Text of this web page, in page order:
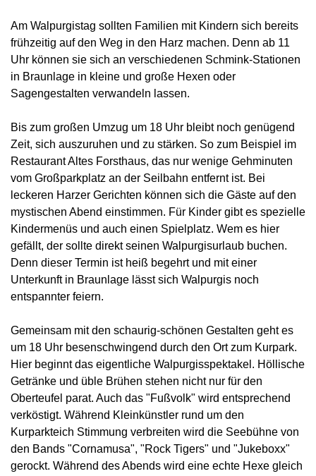
Am Walpurgistag sollten Familien mit Kindern sich bereits
frühzeitig auf den Weg in den Harz machen. Denn ab 11
Uhr können sie sich an verschiedenen Schmink-Stationen
in Braunlage in kleine und große Hexen oder
Sagengestalten verwandeln lassen.
Bis zum großen Umzug um 18 Uhr bleibt noch genügend
Zeit, sich auszuruhen und zu stärken. So zum Beispiel im
Restaurant Altes Forsthaus, das nur wenige Gehminuten
vom Großparkplatz an der Seilbahn entfernt ist. Bei
leckeren Harzer Gerichten können sich die Gäste auf den
mystischen Abend einstimmen. Für Kinder gibt es spezielle
Kindermenüs und auch einen Spielplatz. Wem es hier
gefällt, der sollte direkt seinen Walpurgisurlaub buchen.
Denn dieser Termin ist heiß begehrt und mit einer
Unterkunft in Braunlage lässt sich Walpurgis noch
entspannter feiern.
Gemeinsam mit den schaurig-schönen Gestalten geht es
um 18 Uhr besenschwingend durch den Ort zum Kurpark.
Hier beginnt das eigentliche Walpurgisspektakel. Höllische
Getränke und üble Brühen stehen nicht nur für den
Oberteufel parat. Auch das "Fußvolk" wird entsprechend
verköstigt. Während Kleinkünstler rund um den
Kurparkteich Stimmung verbreiten wird die Seebühne von
den Bands "Cornamusa", "Rock Tigers" und "Jukeboxx"
gerockt. Während des Abends wird eine echte Hexe gleich